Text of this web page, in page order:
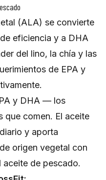
(ALA) se convierte
eficiencia y a DHA
del lino, la chía y las
de EPA y
y DHA — los
que comen. El aceite
y aporta
origen vegetal con
de pescado.